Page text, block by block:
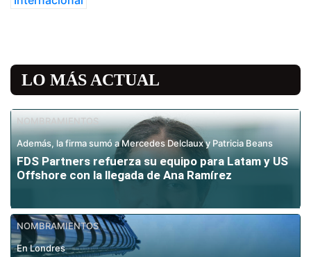
LO MÁS ACTUAL
NOMBRAMIENTOS
Además, la firma sumó a Mercedes Delclaux y Patricia Beans
FDS Partners refuerza su equipo para Latam y US
Offshore con la llegada de Ana Ramírez
NOMBRAMIENTOS
En Londres